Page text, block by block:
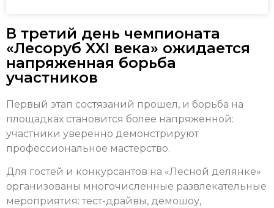
В третий день чемпионата
«Лесоруб XXI века» ожидается
напряженная борьба
участников
Первый этап состязаний прошел, и борьба на
площадках становится более напряженной:
участники уверенно демонстрируют
профессиональное мастерство.
Для гостей и конкурсантов на «Лесной делянке»
организованы многочисленные развлекательные
мероприятия: тест-драйвы, демошоу,